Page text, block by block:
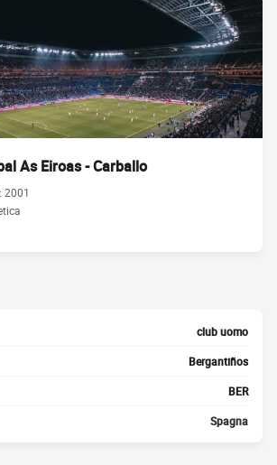
As Eiroas - Carballo
2001
club uomo
Bergantiños
BER
Spagna